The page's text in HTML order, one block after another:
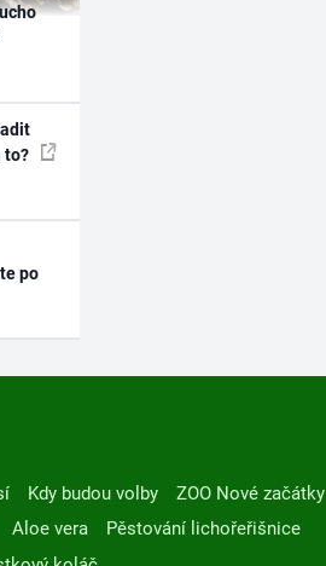
to?
po
Kdy budou volby
ZOO Nové začátky
Aloe vera
Pěstování lichořeřišnice